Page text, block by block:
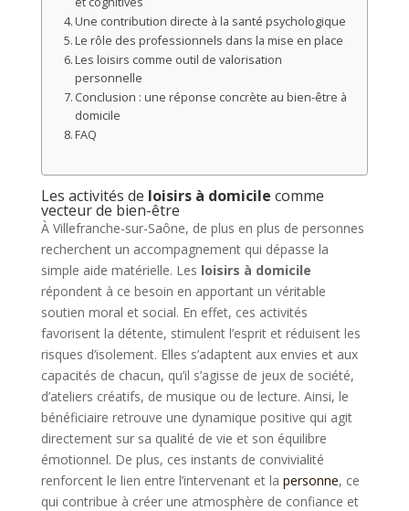
Une contribution directe à la santé psychologique
Le rôle des professionnels dans la mise en place
Les loisirs comme outil de valorisation
personnelle
Conclusion : une réponse concrète au bien-être à
domicile
FAQ
Les activités de loisirs à domicile comme
vecteur de bien-être
À Villefranche-sur-Saône, de plus en plus de personnes
recherchent un accompagnement qui dépasse la
simple aide matérielle. Les loisirs à domicile
répondent à ce besoin en apportant un véritable
soutien moral et social. En effet, ces activités
favorisent la détente, stimulent l’esprit et réduisent les
risques d’isolement. Elles s’adaptent aux envies et aux
capacités de chacun, qu’il s’agisse de jeux de société,
d’ateliers créatifs, de musique ou de lecture. Ainsi, le
bénéficiaire retrouve une dynamique positive qui agit
directement sur sa qualité de vie et son équilibre
émotionnel. De plus, ces instants de convivialité
renforcent le lien entre l’intervenant et la personne, ce
qui contribue à créer une atmosphère de confiance et